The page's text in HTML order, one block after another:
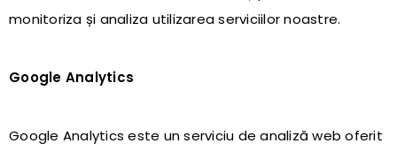
monitoriza și analiza utilizarea serviciilor noastre.
Google Analytics
Google Analytics este un serviciu de analiză web oferit